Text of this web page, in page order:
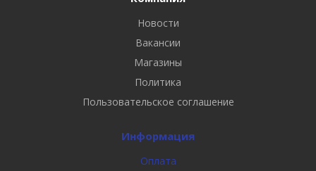
Новости
Вакансии
Магазины
Политика
Пользовательское соглашение
Информация
Оплата